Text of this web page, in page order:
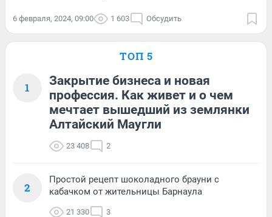
6 февраля, 2024, 09:00 1 603 Обсудить
ТОП 5
1
Закрытие бизнеса и новая
профессия. Как живет и о чем
мечтает вышедший из землянки
Алтайский Маугли
23 408 2
2
Простой рецепт шоколадного брауни с
кабачком от жительницы Барнаула
21 330 3